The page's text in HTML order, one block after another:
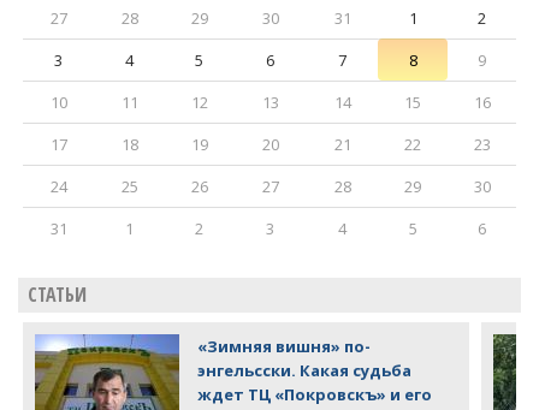
27
28 29 30 31 1
2
3
4 5 6 7 8
9
10
11 12 13 14 15
16
17
18 19 20 21 22
23
24
25 26 27 28 29
30
31
1 2 3 4 5 6
СТАТЬИ
«Зимняя вишня» по-
энгельсски. Какая судьба
ждет ТЦ «Покровскъ» и его